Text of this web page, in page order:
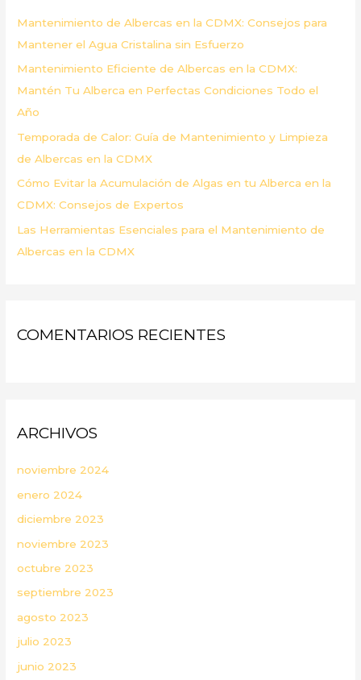
o
r
:
Mantenimiento de Albercas en la CDMX: Consejos para
Mantener el Agua Cristalina sin Esfuerzo
Mantenimiento Eficiente de Albercas en la CDMX:
Mantén Tu Alberca en Perfectas Condiciones Todo el
Año
Temporada de Calor: Guía de Mantenimiento y Limpieza
de Albercas en la CDMX
Cómo Evitar la Acumulación de Algas en tu Alberca en la
CDMX: Consejos de Expertos
Las Herramientas Esenciales para el Mantenimiento de
Albercas en la CDMX
COMENTARIOS RECIENTES
ARCHIVOS
noviembre 2024
enero 2024
diciembre 2023
noviembre 2023
octubre 2023
septiembre 2023
agosto 2023
julio 2023
junio 2023